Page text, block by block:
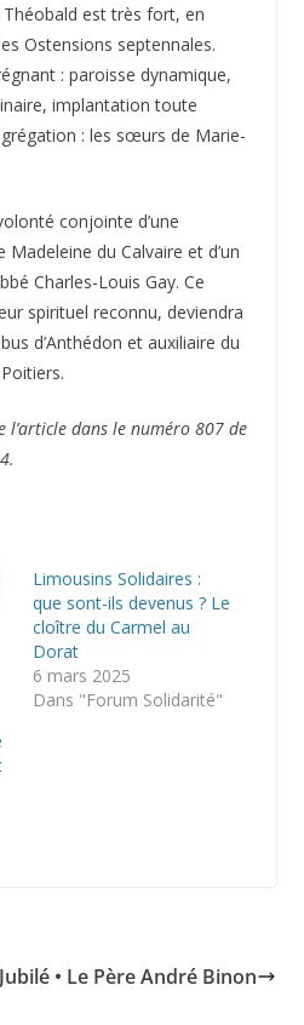
est très fort, en
Ostensions septennales.
: paroisse dynamique,
implantation toute
: les sœurs de Marie-
conjointe d’une
du Calvaire et d’un
Charles-Louis Gay. Ce
spirituel reconnu, deviendra
d’Anthédon et auxiliaire du
l’article dans le numéro 807 de
Limousins Solidaires :
que sont-ils devenus ? Le
cloître du Carmel au
Dorat
6 mars 2025
Dans "Forum Solidarité"
Jubilé • Le Père André Binon